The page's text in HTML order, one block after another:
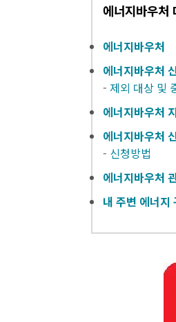
에너지바우처
에너지바우처
에너지바우처
- 제외 대상 및
에너지바우처
에너지바우처
- 신청방법
에너지바우처
내 주변 에너지